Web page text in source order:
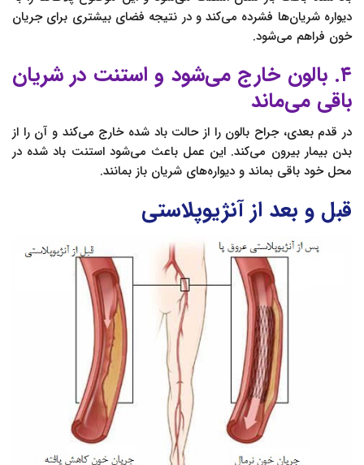
دیواره شریان‌ها فشرده می‌کند و در نتیجه فضای بیشتری برای جریان
خون فراهم می‌شود.
۴. بالون خارج می‌شود و استنت در شریان
باقی می‌ماند
در قدم بعدی، جراح بالون را از حالت باد شده خارج می‌کند و آن را از
بدن بیمار بیرون می‌کند. این عمل باعث می‌شود استنت باد شده در
محل خود باقی بماند و دیواره‌های شریان باز بمانند.
قبل و بعد از آنژیوپلاستی